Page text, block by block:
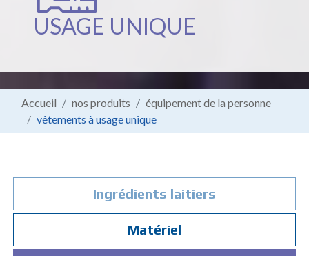
USAGE UNIQUE
Accueil nos produits
équipement de la personne
vêtements à usage unique
Ingrédients laitiers
Matériel